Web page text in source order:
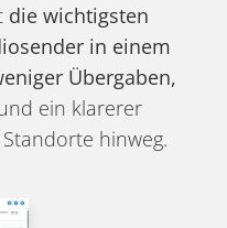
die wichtigsten
in einem
Übergaben,
ein klarerer
hinweg.